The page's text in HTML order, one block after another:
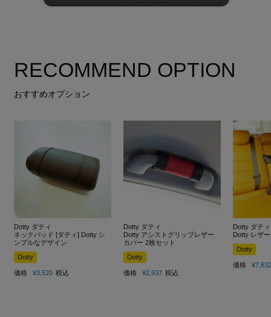
RECOMMEND OPTION
おすすめオプション
Dotty ダティ
ネックパッド [ダティ] Dotty シ
ンプルなデザイン
Dotty
価格 ¥3,520 税込
Dotty ダティ
Dotty アシストグリップレザー
カバー 2枚セット
Dotty
価格 ¥2,937 税込
Dotty ダティ
Dotty レザ
Dotty
価格 ¥7,832